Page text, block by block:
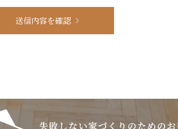
送信内容を確認